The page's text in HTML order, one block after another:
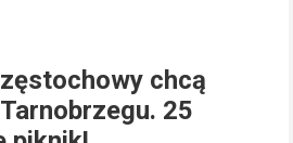
chcą
25